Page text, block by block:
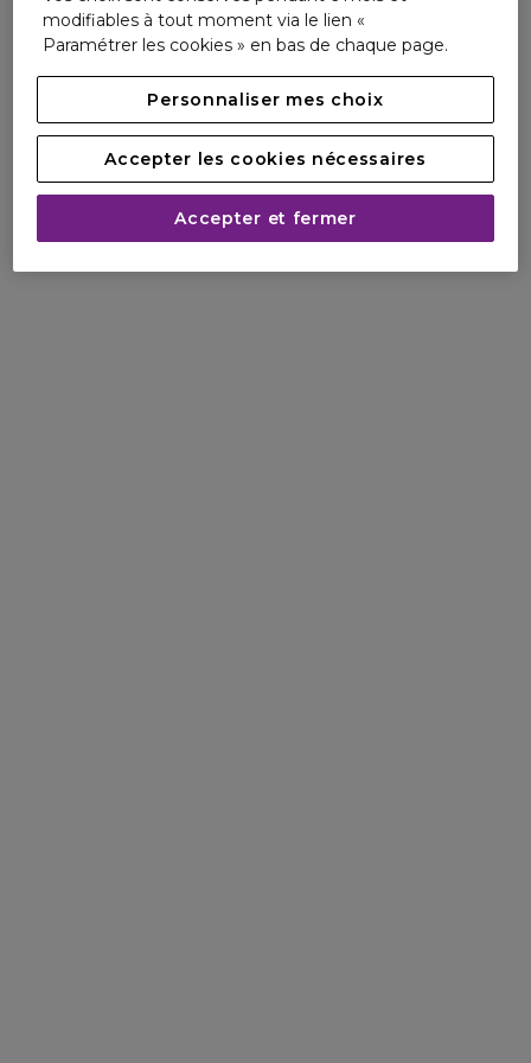
Made In France, cette fragrance a été créée grâce au
savoir-faire français.
modifiables à tout moment via le lien «
Paramétrer les cookies » en bas de chaque page.
Personnaliser mes choix
Accepter les cookies nécessaires
Accepter et fermer